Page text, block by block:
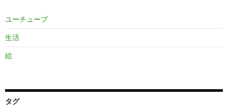
ユーチューブ
生活
絵
タグ